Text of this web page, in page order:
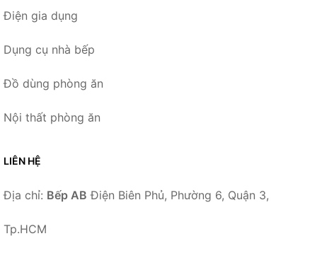
Điện gia dụng
Dụng cụ nhà bếp
Đồ dùng phòng ăn
Nội thất phòng ăn
LIÊN HỆ
Địa chỉ: Bếp AB Điện Biên Phủ, Phường 6, Quận 3,
Tp.HCM